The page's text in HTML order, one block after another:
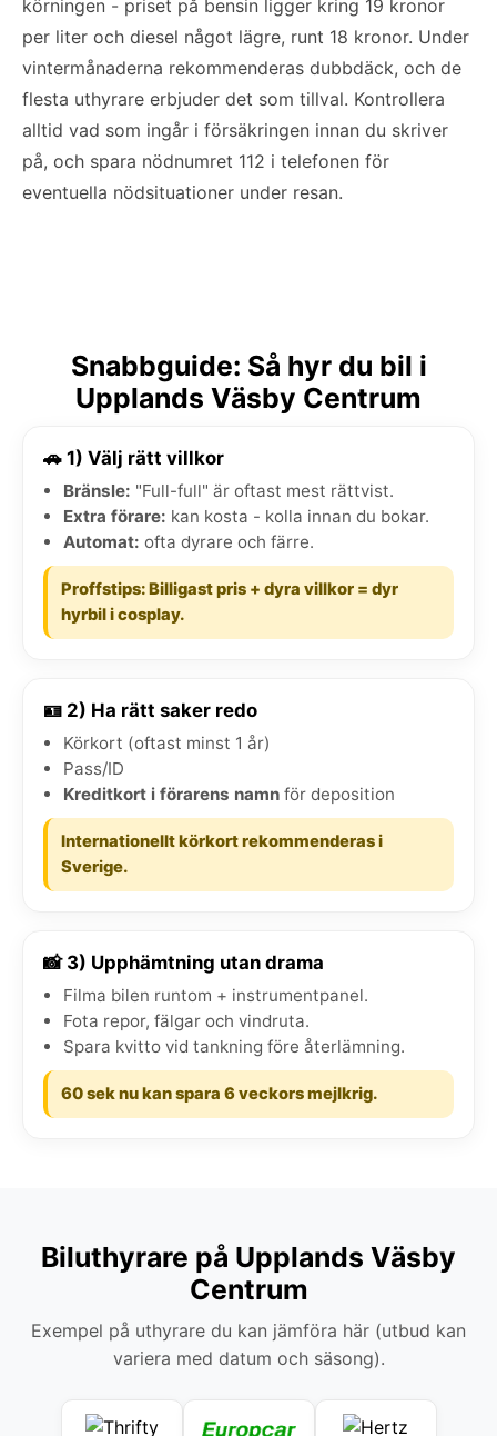
körningen - priset på bensin ligger kring 19 kronor
per liter och diesel något lägre, runt 18 kronor. Under
vintermånaderna rekommenderas dubbdäck, och de
flesta uthyrare erbjuder det som tillval. Kontrollera
alltid vad som ingår i försäkringen innan du skriver
på, och spara nödnumret 112 i telefonen för
eventuella nödsituationer under resan.
Snabbguide: Så hyr du bil i
Upplands Väsby Centrum
🚗 1) Välj rätt villkor
Bränsle: "Full-full" är oftast mest rättvist.
Extra förare: kan kosta - kolla innan du bokar.
Automat: ofta dyrare och färre.
Proffstips: Billigast pris + dyra villkor = dyr
hyrbil i cosplay.
🪪 2) Ha rätt saker redo
Körkort (oftast minst 1 år)
Pass/ID
Kreditkort i förarens namn för deposition
Internationellt körkort rekommenderas i
Sverige.
📸 3) Upphämtning utan drama
Filma bilen runtom + instrumentpanel.
Fota repor, fälgar och vindruta.
Spara kvitto vid tankning före återlämning.
60 sek nu kan spara 6 veckors mejlkrig.
Biluthyrare på Upplands Väsby
Centrum
Exempel på uthyrare du kan jämföra här (utbud kan
variera med datum och säsong).